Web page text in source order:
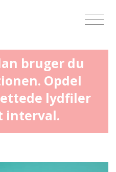
bruger du
Opdel
lydfiler
interval.